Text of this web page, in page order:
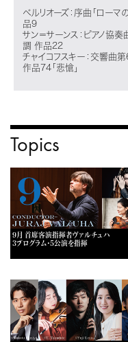
ベルリオーズ：序曲「ローマ
品9
サン＝サーンス：ピアノ協
調 作品22
チャイコフスキー：交響曲
作品74「悲愴」
Topics
9月 首席客演指揮者ヴァルチュハ
3プログラム・5公演を指揮